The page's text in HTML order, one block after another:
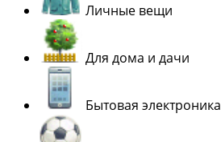
Личные вещи
Для дома и дачи
Бытовая электроника